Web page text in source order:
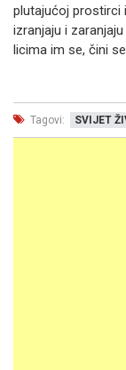
plutajućoj prostirci
izranjaju i
licima im se, čini
Tagovi: SVIJET